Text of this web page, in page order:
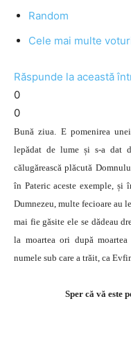
Random
Cele mai multe
Răspunde la această
0
0
Bună ziua. E pomenirea
lepădat de lume și s-a dat
călugărească plăcută
în Pateric aceste exemple, și
Dumnezeu, multe fecioare au
mai fie găsite ele se dădeau
la moartea ori după
numele sub care a trăit, ca
Sper că vă este